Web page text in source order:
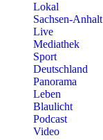
Lokal
Sachsen-Anhalt
Live
Mediathek
Sport
Deutschland
Panorama
Leben
Blaulicht
Podcast
Video